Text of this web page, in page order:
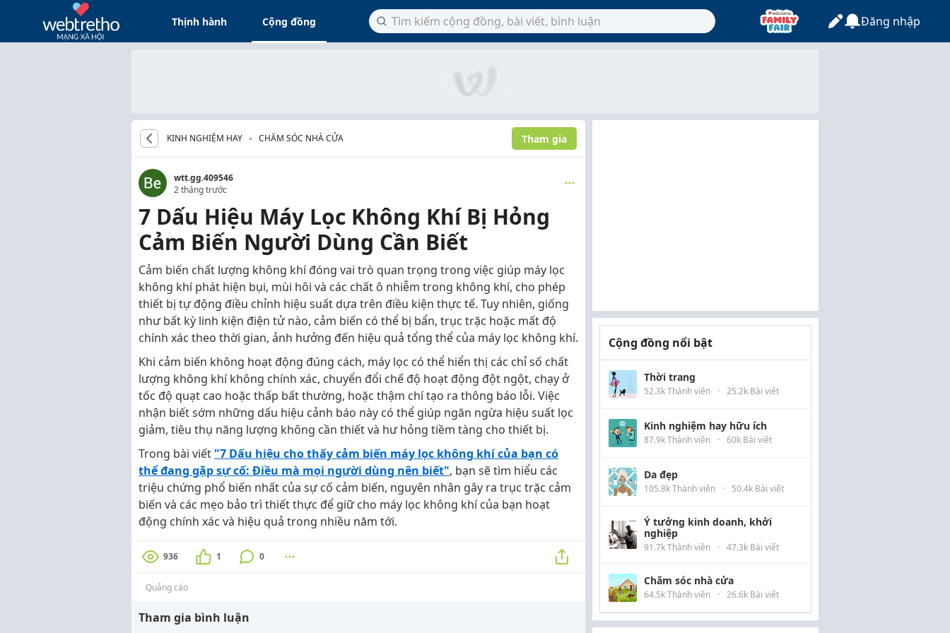
Thịnh hành Cộng đồng Đăng nhập
KINH NGHIỆM HAY CHĂM SÓC NHÀ CỬA Tham gia
wtt.gg.409546
2 tháng trước
7 Dấu Hiệu Máy Lọc Không Khí Bị Hỏng
Cảm Biến Người Dùng Cần Biết
Cảm biến chất lượng không khí đóng vai trò quan trọng trong việc giúp máy lọc
không khí phát hiện bụi, mùi hôi và các chất ô nhiễm trong không khí, cho phép
thiết bị tự động điều chỉnh hiệu suất dựa trên điều kiện thực tế. Tuy nhiên, giống
như bất kỳ linh kiện điện tử nào, cảm biến có thể bị bẩn, trục trặc hoặc mất độ
chính xác theo thời gian, ảnh hưởng đến hiệu quả tổng thể của máy lọc không khí.
Khi cảm biến không hoạt động đúng cách, máy lọc có thể hiển thị các chỉ số chất
lượng không khí không chính xác, chuyển đổi chế độ hoạt động đột ngột, chạy ở
tốc độ quạt cao hoặc thấp bất thường, hoặc thậm chí tạo ra thông báo lỗi. Việc
nhận biết sớm những dấu hiệu cảnh báo này có thể giúp ngăn ngừa hiệu suất lọc
giảm, tiêu thụ năng lượng không cần thiết và hư hỏng tiềm tàng cho thiết bị.
Trong bài viết "7 Dấu hiệu cho thấy cảm biến máy lọc không khí của bạn có
thể đang gặp sự cố: Điều mà mọi người dùng nên biết", bạn sẽ tìm hiểu các
triệu chứng phổ biến nhất của sự cố cảm biến, nguyên nhân gây ra trục trặc cảm
biến và các mẹo bảo trì thiết thực để giữ cho máy lọc không khí của bạn hoạt
động chính xác và hiệu quả trong nhiều năm tới.
936 1 0
Quảng cáo
Tham gia bình luận
Cộng đồng nổi bật
Thời trang
52.3k Thành viên · 25.2k Bài viết
Kinh nghiệm hay hữu ích
87.9k Thành viên · 60k Bài viết
Da đẹp
105.8k Thành viên · 50.4k Bài viết
Ý tưởng kinh doanh, khởi
nghiệp
91.7k Thành viên · 47.3k Bài viết
Chăm sóc nhà cửa
64.5k Thành viên · 26.6k Bài viết